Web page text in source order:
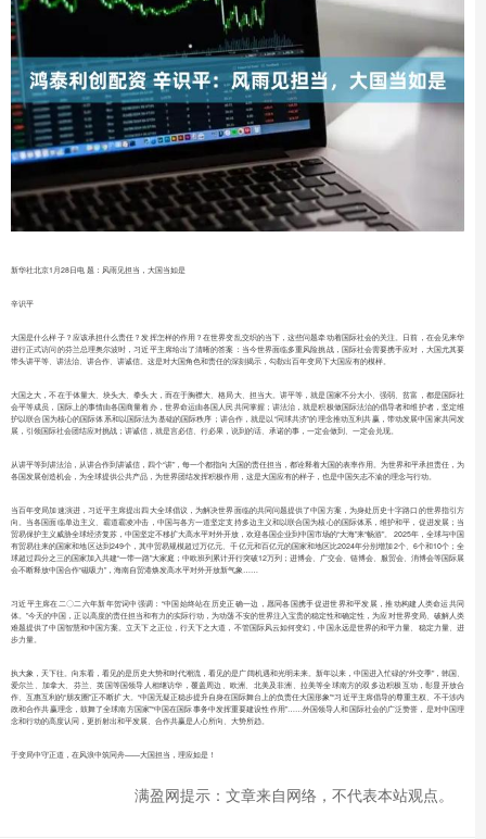
新华社北京1月28日电 题：风雨见担当，大国当如是
辛识平
大国是什么样子？应该承担什么责任？发挥怎样的作用？在世界变乱交织的当下，这些问题牵动着国际社会的关注。日前，在会见来华
进行正式访问的芬兰总理奥尔波时，习近平主席给出了清晰的答案：当今世界面临多重风险挑战，国际社会需要携手应对，大国尤其要
带头讲平等、讲法治、讲合作、讲诚信。这是对大国角色和责任的深刻揭示，勾勒出百年变局下大国应有的模样。
大国之大，不在于体量大、块头大、拳头大，而在于胸襟大、格局大、担当大。讲平等，就是国家不分大小、强弱、贫富，都是国际社
会平等成员，国际上的事情由各国商量着办，世界命运由各国人民共同掌握；讲法治，就是积极做国际法治的倡导者和维护者，坚定维
护以联合国为核心的国际体系和以国际法为基础的国际秩序；讲合作，就是以“同球共济”的理念推动互利共赢，带动发展中国家共同发
展，引领国际社会团结应对挑战；讲诚信，就是言必信、行必果，说到的话、承诺的事，一定会做到、一定会兑现。
从讲平等到讲法治，从讲合作到讲诚信，四个“讲”，每一个都指向大国的责任担当，都诠释着大国的表率作用。为世界和平承担责任，为
各国发展创造机会，为全球提供公共产品，为世界团结发挥积极作用，这是大国应有的样子，也是中国矢志不渝的理念与行动。
当百年变局加速演进，习近平主席提出四大全球倡议，为解决世界面临的共同问题提供了中国方案，为身处历史十字路口的世界指引方
向。当各国面临单边主义、霸道霸凌冲击，中国与各方一道坚定支持多边主义和以联合国为核心的国际体系，维护和平，促进发展；当
贸易保护主义威胁全球经济复苏，中国坚定不移扩大高水平对外开放，欢迎各国企业到中国市场的“大海”来“畅游”。 2025年，全球与中国
有贸易往来的国家和地区达到249个，其中贸易规模超过万亿元、千亿元和百亿元的国家和地区比2024年分别增加2个、6个和10个；全
球超过四分之三的国家加入共建“一带一路”大家庭；中欧班列累计开行突破12万列；进博会、广交会、链博会、服贸会、消博会等国际展
会不断释放中国合作“磁吸力”，海南自贸港焕发高水平对外开放新气象……
习近平主席在二〇二六年新年贺词中强调：“中国始终站在历史正确一边，愿同各国携手促进世界和平发展，推动构建人类命运共同
体。”今天的中国，正以高度的责任担当和有力的实际行动，为动荡不安的世界注入宝贵的稳定性和确定性，为应对世界变局、破解人类
难题提供了中国智慧和中国方案。立天下之正位，行天下之大道，不管国际风云如何变幻，中国永远是世界的和平力量、稳定力量、进
步力量。
执大象，天下往。向东看，看见的是历史大势和时代潮流，看见的是广阔机遇和光明未来。新年以来，中国进入忙碌的“外交季”，韩国、
爱尔兰、加拿大、芬兰、英国等国领导人相继访华，覆盖周边、欧洲、北美及非洲、拉美等全球南方的双多边积极互动，彰显开放合
作、互惠互利的“朋友圈”正不断扩大。“中国无疑正稳步提升自身在国际舞台上的负责任大国形象”“习近平主席倡导的尊重主权、不干涉内
政和合作共赢理念，鼓舞了全球南方国家”“中国在国际事务中发挥重要建设性作用”……外国领导人和国际社会的广泛赞誉，是对中国理
念和行动的高度认同，更折射出和平发展、合作共赢是人心所向、大势所趋。
于变局中守正道，在风浪中筑同舟——大国担当，理应如是！
满盈网提示：文章来自网络，不代表本站观点。